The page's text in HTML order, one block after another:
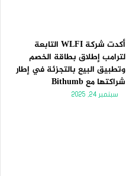
أكدت شركة WLFI التابعة
لترامب إطلاق بطاقة الخصم
وتطبيق البيع بالتجزئة في إطار
شراكتها مع Bithumb
سبتمبر 24, 2025